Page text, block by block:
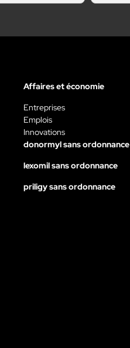
Affaires et économie
Entreprises
Emplois
Innovations
donormyl sans ordonnance
lexomil sans ordonnance
priligy sans ordonnance